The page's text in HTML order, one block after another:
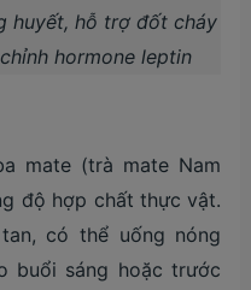
huyết, hỗ trợ đốt cháy
hormone leptin
mate (trà mate Nam
độ hợp chất thực vật.
có thể uống nóng
buổi sáng hoặc trước